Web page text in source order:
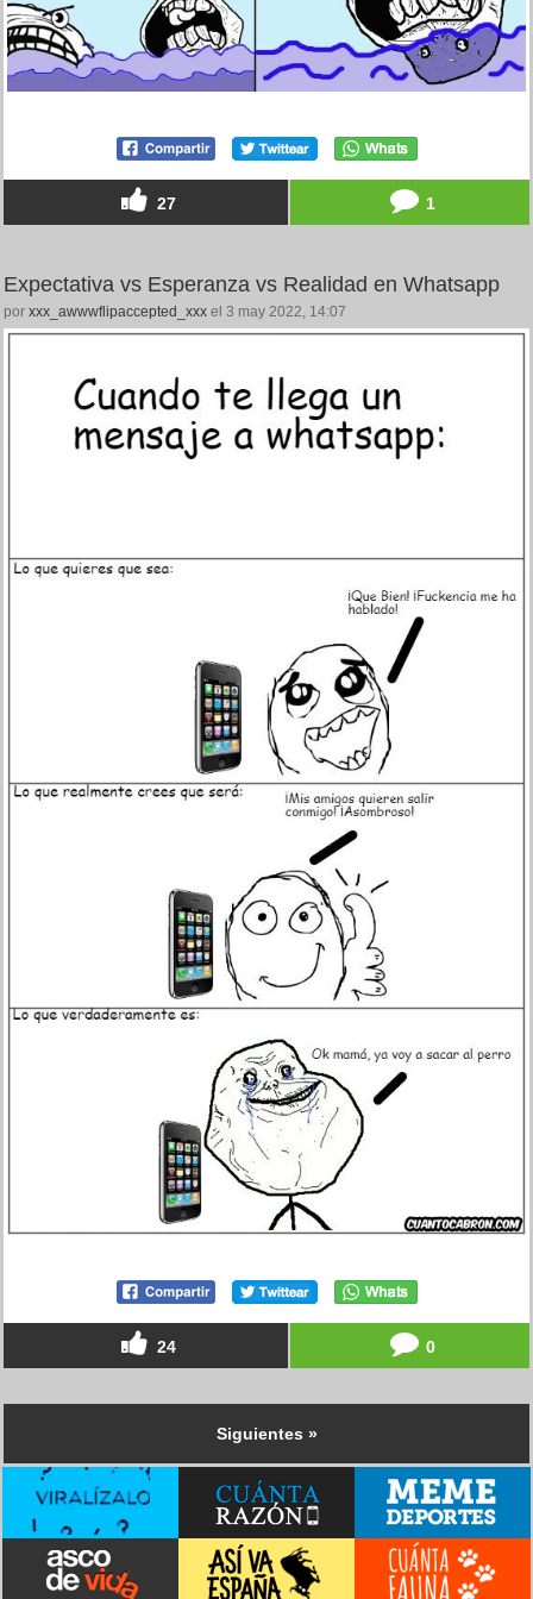
27 1
Expectativa vs Esperanza vs Realidad en Whatsapp
por xxx_awwwflipaccepted_xxx el 3 may 2022, 14:07
24 0
Siguientes »